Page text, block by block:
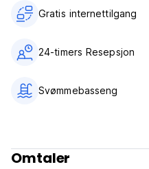
Gratis internettilgang
24-timers Resepsjon
Svømmebasseng
Omtaler